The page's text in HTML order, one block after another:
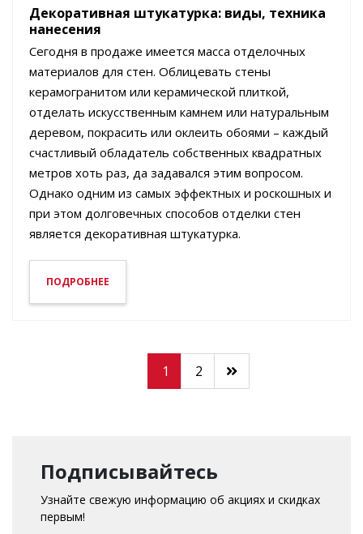
Декоративная штукатурка: виды, техника
нанесения
Сегодня в продаже имеется масса отделочных
материалов для стен. Облицевать стены
керамогранитом или керамической плиткой,
отделать искусственным камнем или натуральным
деревом, покрасить или оклеить обоями – каждый
счастливый обладатель собственных квадратных
метров хоть раз, да задавался этим вопросом.
Однако одним из самых эффектных и роскошных и
при этом долговечных способов отделки стен
является декоративная штукатурка.
ПОДРОБНЕЕ
1 2
Подписывайтесь
Узнайте свежую информацию об акциях и скидках
первым!